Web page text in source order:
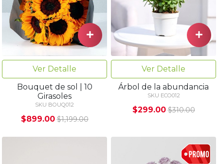
Ver Detalle
Bouquet de sol | 10
Girasoles
SKU BOUQ012
$899.00 $1,199.00
Ver Detalle
Árbol de la abundancia
SKU ECO012
$299.00 $310.00